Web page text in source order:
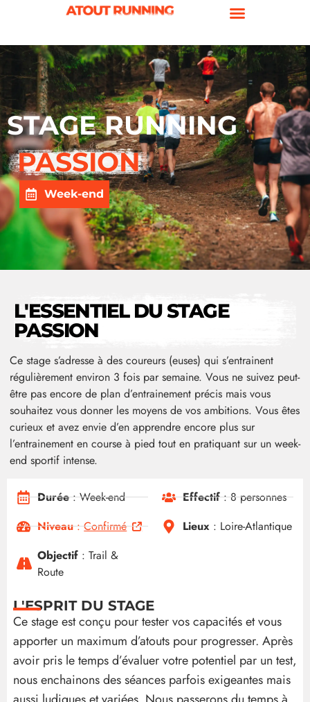
STAGE RUNNING
PASSION
Week-end
L'ESSENTIEL DU STAGE
PASSION
Ce stage s’adresse à des coureurs (euses) qui s’entrainent
régulièrement environ 3 fois par semaine. Vous ne suivez peut-
être pas encore de plan d’entrainement précis mais vous
souhaitez vous donner les moyens de vos ambitions. Vous êtes
curieux et avez envie d’en apprendre encore plus sur
l’entrainement en course à pied tout en pratiquant sur un week-
end sportif intense.
Durée: Week-end
Niveau:Confirmé
Objectif : Trail &
Route
Effectif: 8 personnes
Lieux : Loire-Atlantique
L'ESPRIT DU STAGE
Ce stage est conçu pour tester vos capacités et vous
apporter un maximum d’atouts pour progresser. Après
avoir pris le temps d’évaluer votre potentiel par un test,
nous enchainons des séances parfois exigeantes mais